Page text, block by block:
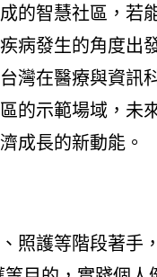
的智慧社區，若
病發生的角度出
灣在醫療與資訊
的示範場域，未
成長的新動能。
照護等階段著手